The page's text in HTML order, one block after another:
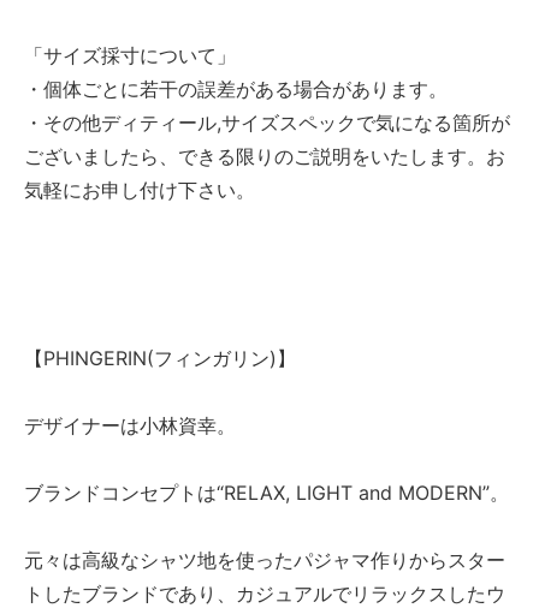
「サイズ採寸について」
・個体ごとに若干の誤差がある場合があります。
・その他ディティール,サイズスペックで気になる箇所が
ございましたら、できる限りのご説明をいたします。お
気軽にお申し付け下さい。
【PHINGERIN(フィンガリン)】
デザイナーは小林資幸。
ブランドコンセプトは“RELAX, LIGHT and MODERN”。
元々は高級なシャツ地を使ったパジャマ作りからスター
トしたブランドであり、カジュアルでリラックスしたウ